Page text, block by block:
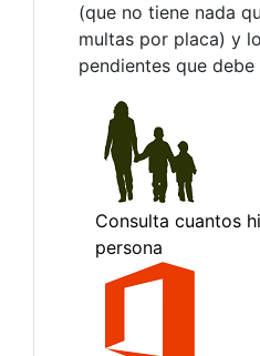
(que no tiene nada
multas por placa) y
pendientes que debe